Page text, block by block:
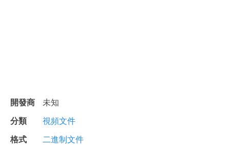
開發商 未知
分類 視頻文件
格式 二進制文件